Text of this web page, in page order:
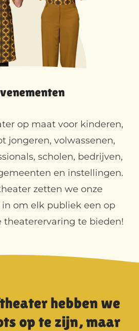
op maat voor kinderen,
jongeren, volwassenen,
scholen, bedrijven,
en instellingen.
zetten we onze
om elk publiek een op
te bieden!
hebben we
op te zijn, maar